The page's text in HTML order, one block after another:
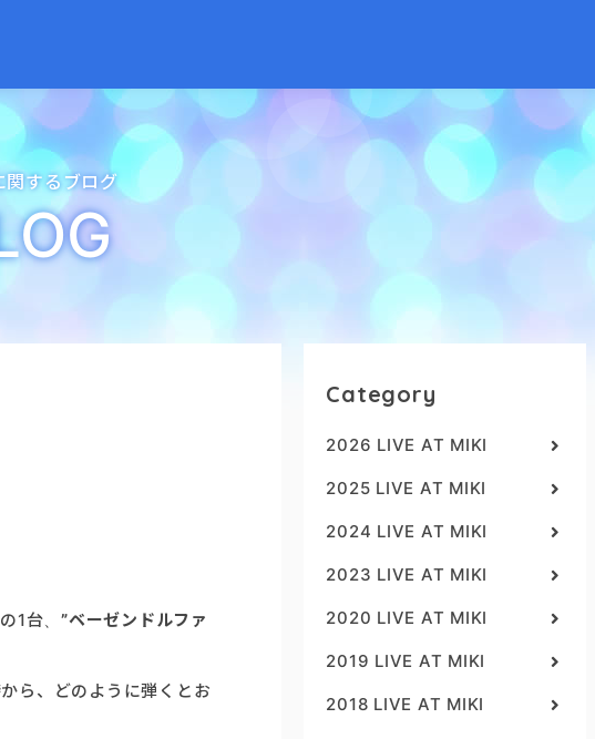
関するブログ
の1台、 ”ベーゼンドルファ
ら、どのように弾くとお
Category
2026 LIVE AT MIKI
2025 LIVE AT MIKI
2024 LIVE AT MIKI
2023 LIVE AT MIKI
2020 LIVE AT MIKI
2019 LIVE AT MIKI
2018 LIVE AT MIKI